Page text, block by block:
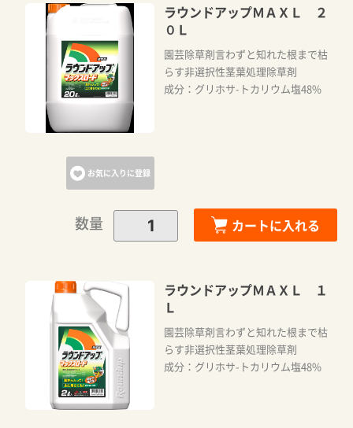
お気に入りに登録
ラウンドアップＭＡＸＬ ２
０Ｌ
園芸除草剤言わずと知れた根まで枯
らす非選択性茎葉処理除草剤
成分：グリホサ-トカリウム塩48%
数量 カートに入れる
ラウンドアップＭＡＸＬ １
Ｌ
園芸除草剤言わずと知れた根まで枯
らす非選択性茎葉処理除草剤
成分：グリホサ-トカリウム塩48%